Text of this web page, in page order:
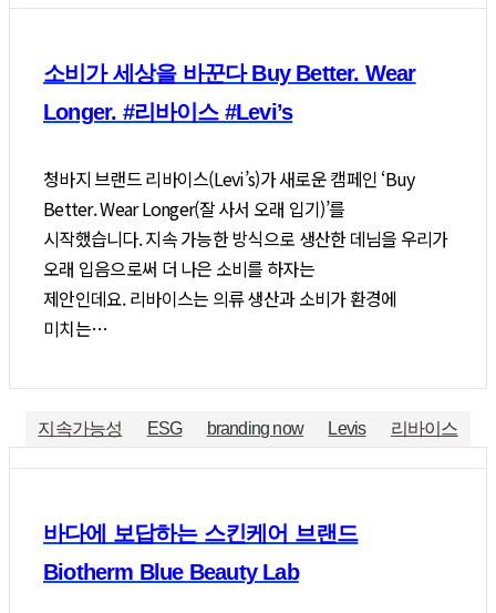
소비가 세상을 바꾼다 Buy Better. Wear
Longer. #리바이스 #Levi’s
청바지 브랜드 리바이스(Levi’s)가 새로운 캠페인 ‘Buy
Better. Wear Longer(잘 사서 오래 입기)’를
시작했습니다. 지속 가능한 방식으로 생산한 데님을 우리가
오래 입음으로써 더 나은 소비를 하자는
제안인데요. 리바이스는 의류 생산과 소비가 환경에
미치는…
지속가능성 ESG branding now Levis 리바이스
바다에 보답하는 스킨케어 브랜드
Biotherm Blue Beauty Lab